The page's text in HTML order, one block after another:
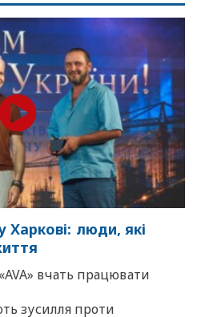
Харкові: люди, які
вчать працювати
зусилля проти